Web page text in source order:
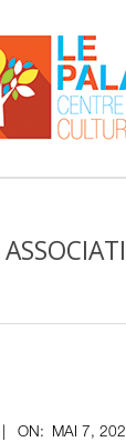
ON: MAI 7,